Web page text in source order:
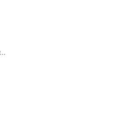
Panasonic CR123A Photo Power Lithium Batterie